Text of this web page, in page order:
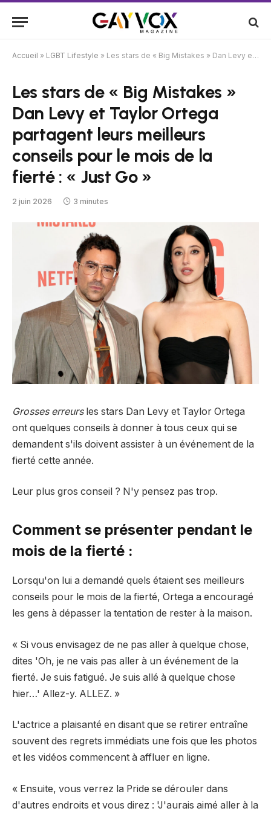
Accueil » LGBT Lifestyle » Les stars de « Big Mistakes » Dan Levy et Taylor Ortega partagent leurs meilleurs conseils pour le mois de la fierté : « Just Go »
Les stars de « Big Mistakes »
Dan Levy et Taylor Ortega
partagent leurs meilleurs
conseils pour le mois de la
fierté : « Just Go »
2 juin 2026 3 minutes
Grosses erreursles stars Dan Levy et Taylor Ortega
ont quelques conseils à donner à tous ceux qui se
demandent s'ils doivent assister à un événement de la
fierté cette année.
Leur plus gros conseil ? N'y pensez pas trop.
Comment se présenter pendant le
mois de la fierté :
Lorsqu'on lui a demandé quels étaient ses meilleurs
conseils pour le mois de la fierté, Ortega a encouragé
les gens à dépasser la tentation de rester à la maison.
« Si vous envisagez de ne pas aller à quelque chose,
dites 'Oh, je ne vais pas aller à un événement de la
fierté. Je suis fatigué. Je suis allé à quelque chose
hier…' Allez-y. ALLEZ. »
L'actrice a plaisanté en disant que se retirer entraîne
souvent des regrets immédiats une fois que les photos
et les vidéos commencent à affluer en ligne.
« Ensuite, vous verrez la Pride se dérouler dans
d'autres endroits et vous direz : 'J'aurais aimé aller à la